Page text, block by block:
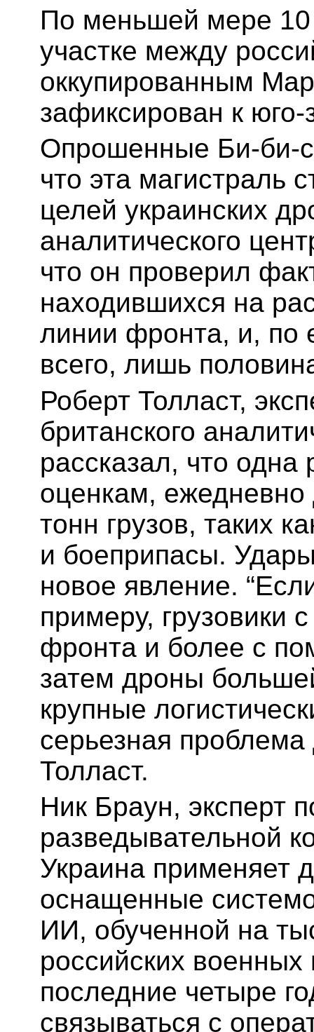
По меньшей мере
участке между
оккупированным
зафиксирован к
Опрошенные Би-би-
что эта магистраль
целей украинских
аналитического
что он проверил
находившихся на
линии фронта, и, по
всего, лишь
Роберт Толласт,
британского
рассказал, что одна
оценкам, ежедневно
тонн грузов, таких
и боеприпасы.
новое явление.
примеру, грузовики
фронта и более с
затем дроны
крупные
серьезная
Толласт.
Ник Браун, эксперт
разведывательной
Украина применяет
оснащенные
ИИ, обученной на
российских
последние четыре
связываться с